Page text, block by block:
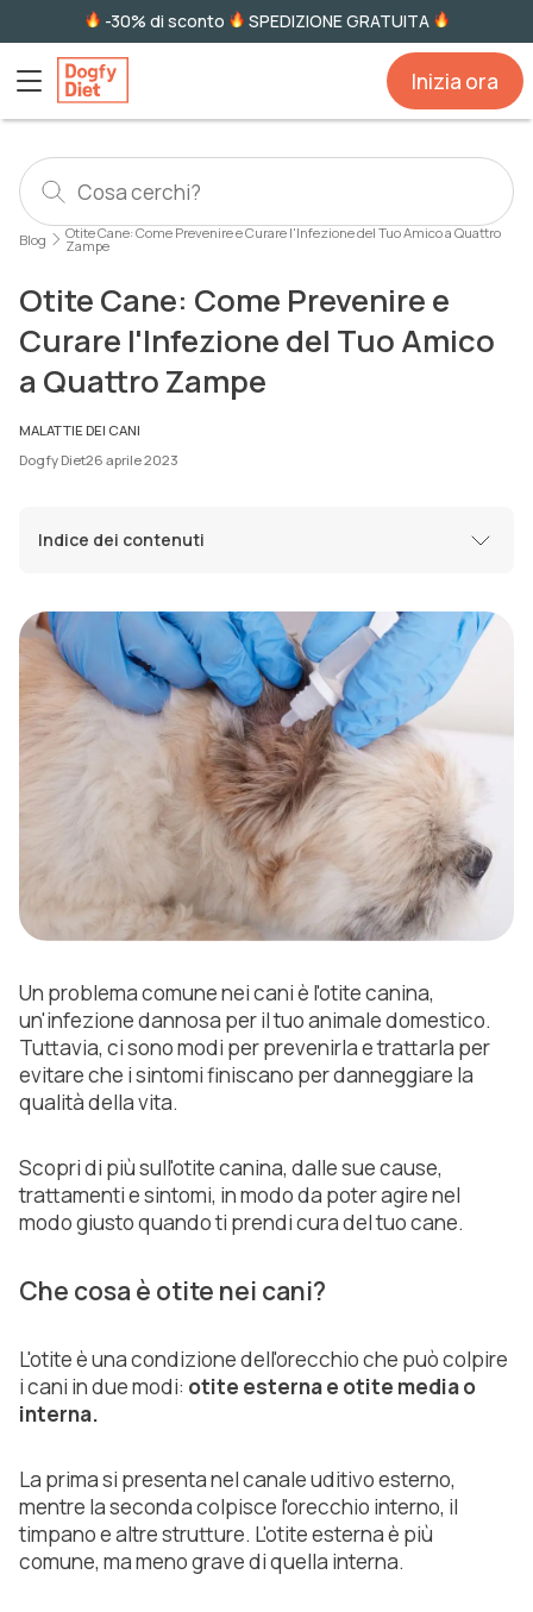
-30% di sconto SPEDIZIONE GRATUITA
Inizia ora
Blog Otite Cane: Come Prevenire e Curare l'Infezione del Tuo Amico a Quattro
Zampe
Otite Cane: Come Prevenire e
Curare l'Infezione del Tuo Amico
a Quattro Zampe
MALATTIE DEI CANI
Dogfy Diet26 aprile 2023
Indice dei contenuti
Un problema comune nei cani è l'otite canina,
un'infezione dannosa per il tuo animale domestico.
Tuttavia, ci sono modi per prevenirla e trattarla per
evitare che i sintomi finiscano per danneggiare la
qualità della vita.
Scopri di più sull'otite canina, dalle sue cause,
trattamenti e sintomi, in modo da poter agire nel
modo giusto quando ti prendi cura del tuo cane.
Che cosa è otite nei cani?
L'otite è una condizione dell'orecchio che può colpire
i cani in due modi: otite esterna e otite media o
interna.
La prima si presenta nel canale uditivo esterno,
mentre la seconda colpisce l'orecchio interno, il
timpano e altre strutture. L'otite esterna è più
comune, ma meno grave di quella interna.